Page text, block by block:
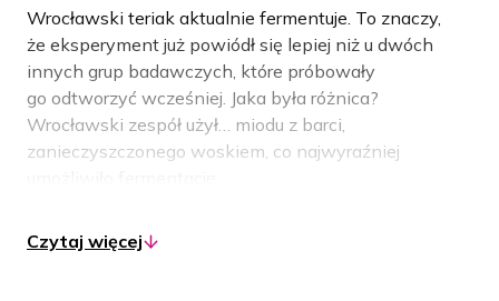
Wrocławski teriak aktualnie fermentuje. To znaczy,
że eksperyment już powiódł się lepiej niż u dwóch
innych grup badawczych, które próbowały
go odtworzyć wcześniej. Jaka była różnica?
Wrocławski zespół użył… miodu z barci,
zanieczyszczonego woskiem, co najwyraźniej
(król Sobieski leczył nią kiłę), o tym, po co bogaci
Czytaj więcej